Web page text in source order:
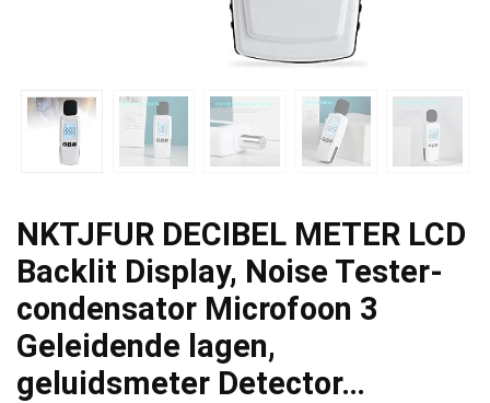
NKTJFUR DECIBEL METER LCD
Backlit Display, Noise Tester-
condensator Microfoon 3
Geleidende lagen,
geluidsmeter Detector…